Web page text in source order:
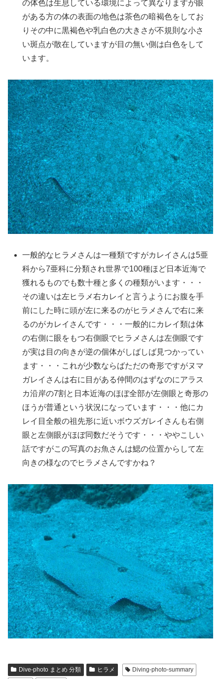
の体色は生息している環境によって異なりますが眼
がある方の体の表面の地色は茶色の暗褐色をしてお
りその中に黒褐色や乳白色の大きさが不規則な小さ
い斑点が散在していますが目の無い側は白色をして
います。
一般的なヒラメさんは一種類ですがカレイさんは5亜
科から7亜科に分類され世界で100種ほど日本近海で
獲れるものでも数十種と多くの種類がいます・・・
その違いは左ヒラメ右カレイと言うようにお腹を手
前にした時に頭が左に来るのがヒラメさんで右に来
るのがカレイさんです・・・一般的にカレイ類は体
の右側に眼をもつ右側眼でヒラメさんは左側眼です
が実は目の向きが逆の個体がしばしば見つかってい
ます・・・これが少数ならばただの奇形ですがヌマ
ガレイさんは右に目がある仲間のはずなのにアラス
カ沿岸の7割と日本近海のほぼ全部が左側眼と奇形の
ほうが普通という状況になっています・・・他にカ
レイ目全般の祖先形に近いボウズガレイさんも右側
眼と左側眼がほぼ同数だそうです・・・ややこしい
話ですがこの写真のお魚さんは鰓の位置からして左
向きの様なのでヒラメさんですかね？
Dive-photo まとめ 分類 ヒラメ
Diving-photo-summary